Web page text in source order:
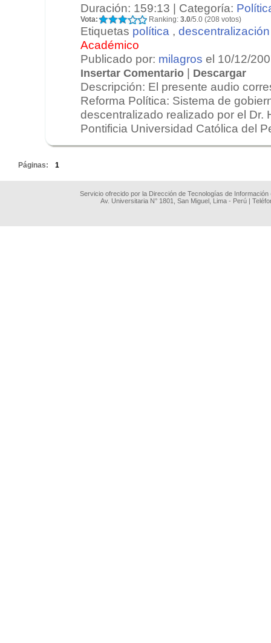
Duración: 159:13 | Categoría:
Vota: Ranking: 3.0/5.0 (208 votos)
Etiquetas política , descentralización
Académico
Publicado por: milagros el 10/12/
Insertar Comentario | Descargar
Descripción: El presente audio
Reforma Política: Sistema de
descentralizado realizado por el Dr.
Pontificia Universidad Católica del
Páginas: 1
Servicio ofrecido por la Dirección de Tecnologías de
Av. Universitaria N° 1801, San Miguel, Lima - Perú |